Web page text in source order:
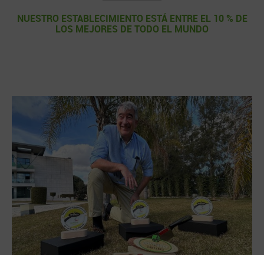
NUESTRO ESTABLECIMIENTO ESTÁ ENTRE EL 10 % DE
LOS MEJORES DE TODO EL MUNDO